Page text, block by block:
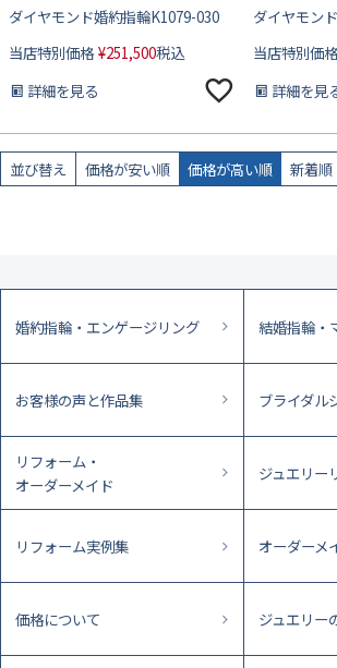
ダイヤモンド婚約指輪K1079-030
当店特別価格 ¥251,500税込
詳細を見る
ダイヤモン
当店特別価格
詳細を見
並び替え 価格が安い順 価格が高い順 新着順
婚約指輪・エンゲージリング 結婚指輪・
お客様の声と作品集 ブライダル
リフォーム・
オーダーメイド
ジュエリー
リフォーム実例集 オーダーメ
価格について ジュエリー